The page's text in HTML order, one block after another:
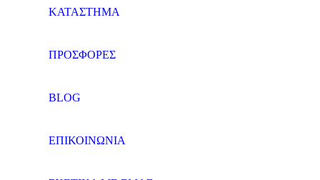
ΚΑΤΑΣΤΗΜΑ
ΠΡΟΣΦΟΡΕΣ
BLOG
ΕΠΙΚΟΙΝΩΝΙΑ